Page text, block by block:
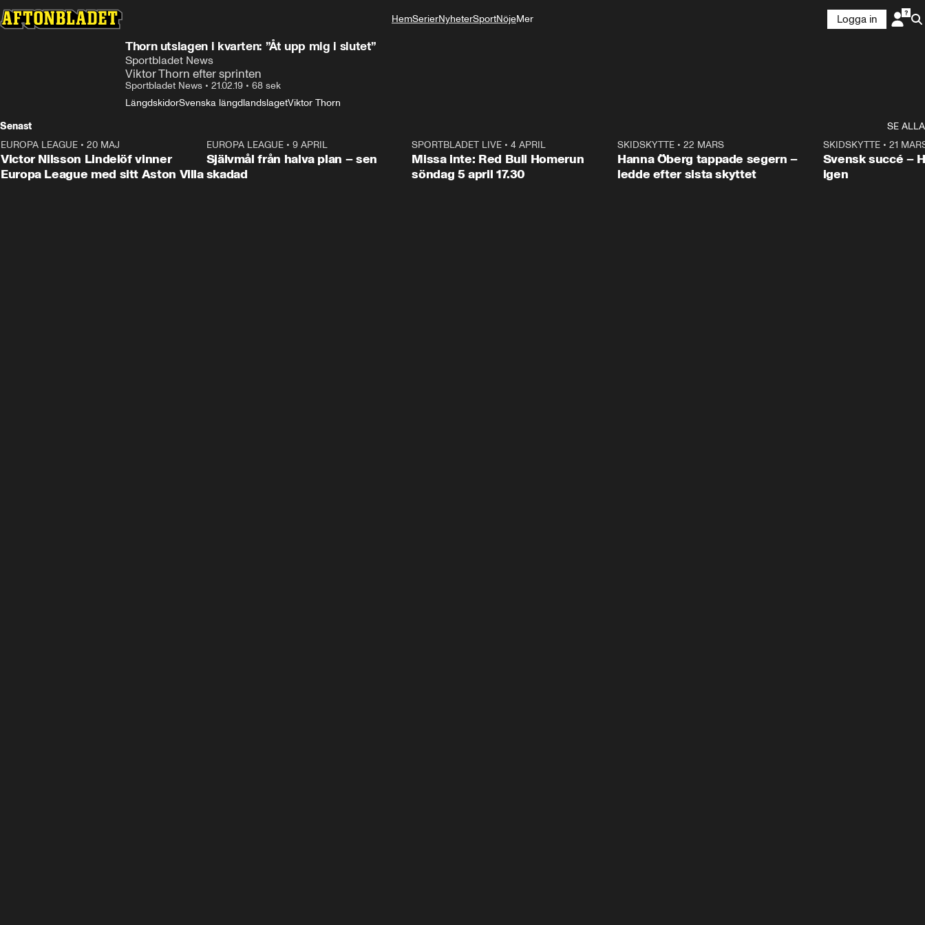
HemSerierNyheterSportNöjeMer
Logga in
Thorn utslagen i kvarten: ”Åt upp mig i slutet”
Sportbladet News
Viktor Thorn efter sprinten
Sportbladet News • 21.02.19 • 68 sek
LängdskidorSvenska längdlandslagetViktor Thorn
Senast
SE ALLA
EUROPA LEAGUE • 20 MAJ
Victor Nilsson Lindelöf vinner
Europa League med sitt Aston Villa
1:03
EUROPA LEAGUE• 9 APRIL
Självmål från halva plan – sen
skadad
SPORTBLADET LIVE •4 APRIL
Missa inte: Red Bull Homerun
söndag 5 april 17.30
SKIDSKYTTE• 22 MARS
Hanna Öberg tappade segern –
ledde efter sista skyttet
SKIDSKYTTE• 21
Svensk succé –
igen